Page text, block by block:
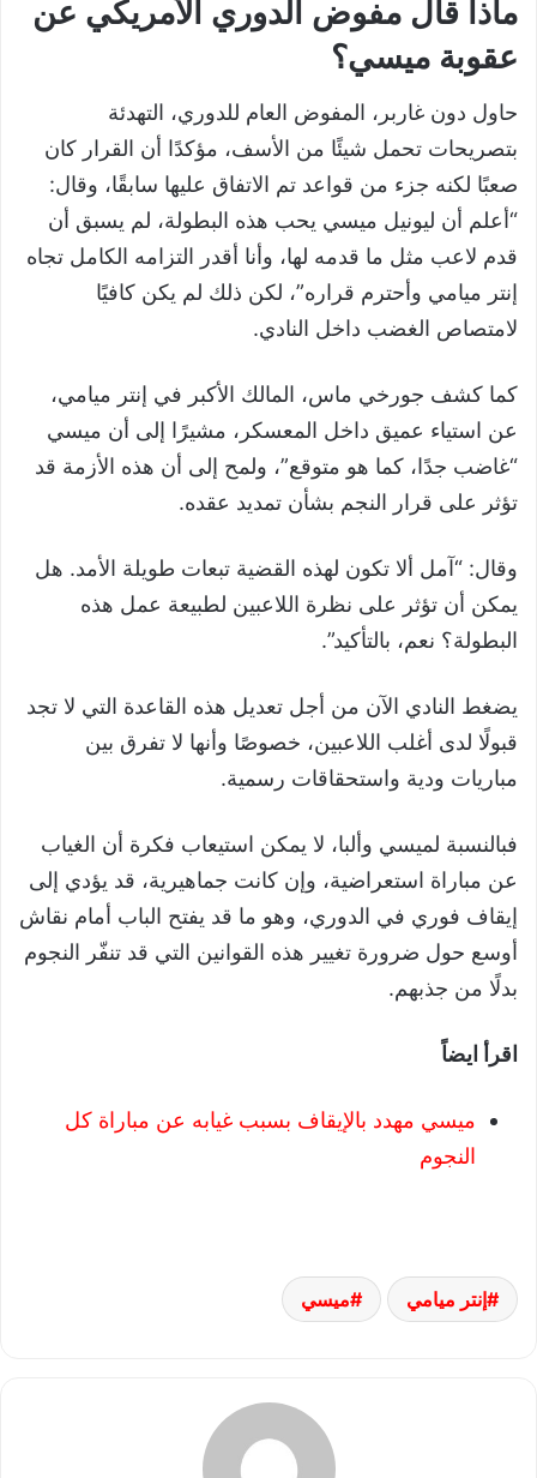
ماذا قال مفوض الدوري الأمريكي عن
عقوبة ميسي؟
حاول دون غاربر، المفوض العام للدوري، التهدئة
بتصريحات تحمل شيئًا من الأسف، مؤكدًا أن القرار كان
صعبًا لكنه جزء من قواعد تم الاتفاق عليها سابقًا، وقال:
“أعلم أن ليونيل ميسي يحب هذه البطولة، لم يسبق أن
قدم لاعب مثل ما قدمه لها، وأنا أقدر التزامه الكامل تجاه
إنتر ميامي وأحترم قراره”، لكن ذلك لم يكن كافيًا
لامتصاص الغضب داخل النادي.
كما كشف جورخي ماس، المالك الأكبر في إنتر ميامي،
عن استياء عميق داخل المعسكر، مشيرًا إلى أن ميسي
“غاضب جدًا، كما هو متوقع”، ولمح إلى أن هذه الأزمة قد
تؤثر على قرار النجم بشأن تمديد عقده.
وقال: “آمل ألا تكون لهذه القضية تبعات طويلة الأمد. هل
يمكن أن تؤثر على نظرة اللاعبين لطبيعة عمل هذه
البطولة؟ نعم، بالتأكيد”.
يضغط النادي الآن من أجل تعديل هذه القاعدة التي لا تجد
قبولًا لدى أغلب اللاعبين، خصوصًا وأنها لا تفرق بين
مباريات ودية واستحقاقات رسمية.
فبالنسبة لميسي وألبا، لا يمكن استيعاب فكرة أن الغياب
عن مباراة استعراضية، وإن كانت جماهيرية، قد يؤدي إلى
إيقاف فوري في الدوري، وهو ما قد يفتح الباب أمام نقاش
أوسع حول ضرورة تغيير هذه القوانين التي قد تنفّر النجوم
بدلًا من جذبهم.
اقرأ ايضاً
ميسي مهدد بالإيقاف بسبب غيابه عن مباراة كل
النجوم
إنتر ميامي ميسي